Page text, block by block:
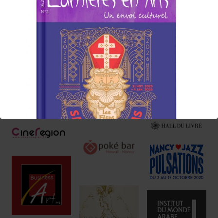
ailleurs !
Nos Annonceurs !